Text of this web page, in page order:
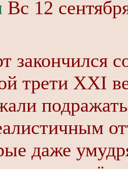
Вс 12
закончился
трети XXI
даже